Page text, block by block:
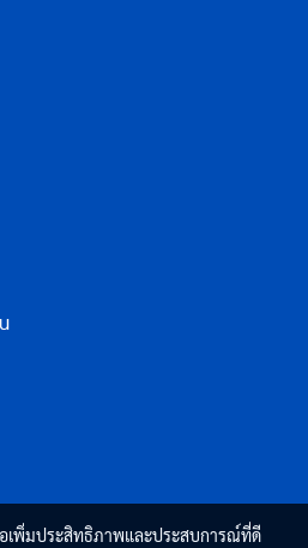
อเพิ่มประสิทธิภาพและประสบการณ์ที่ดี